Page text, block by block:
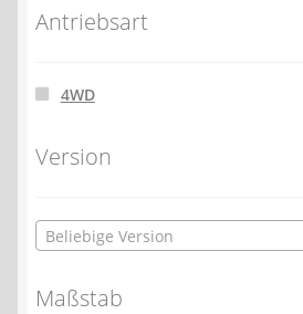
Antriebsart
4WD
Version
Beliebige Version
Maßstab